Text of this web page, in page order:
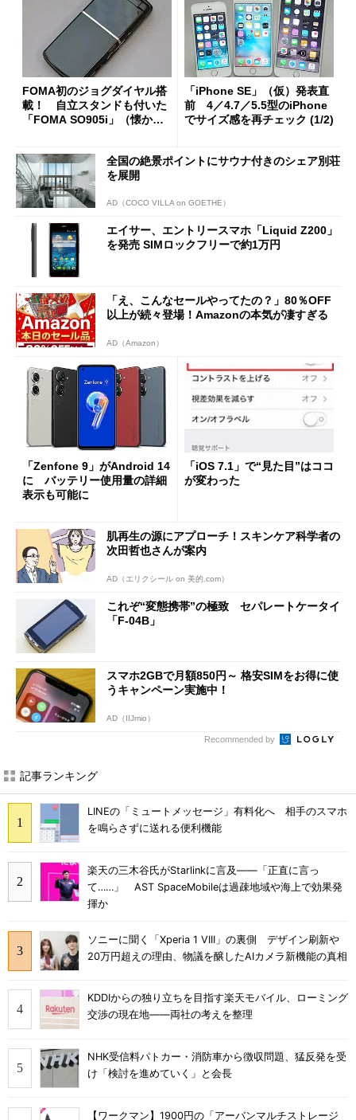
FOMA初のジョグダイヤル搭
載！ 自立スタンドも付いた
「FOMA SO905i」（懐かし
「iPhone SE」（仮）発表直
前 4／4.7／5.5型のiPhone
でサイズ感を再チェック (1/2)
全国の絶景ポイントにサウナ付きのシェア別荘
を展開
AD（COCO VILLA on GOETHE）
エイサー、エントリースマホ「Liquid Z200」
を発売 SIMロックフリーで約1万円
「え、こんなセールやってたの？」80％OFF
以上が続々登場！Amazonの本気が凄すぎる
AD（Amazon）
「Zenfone 9」がAndroid 14
に バッテリー使用量の詳細
表示も可能に
「iOS 7.1」で“見た目”はココ
が変わった
肌再生の源にアプローチ！スキンケア科学者の
次田哲也さんが案内
AD（エリクシール on 美的.com）
これぞ“変態携帯”の極致 セパレートケータイ
「F-04B」
スマホ2GBで月額850円～ 格安SIMをお得に使
うキャンペーン実施中！
AD（IIJmio）
Recommended by
記事ランキング
LINEの「ミュートメッセージ」有料化へ 相手のスマホ
を鳴らさずに送れる便利機能
楽天の三木谷氏がStarlinkに言及――「正直に言っ
て……」 AST SpaceMobileは過疎地域や海上で効果発
揮か
ソニーに聞く「Xperia 1 VIII」の裏側 デザイン刷新や
20万円超えの理由、物議を醸したAIカメラ新機能の真相
KDDIからの独り立ちを目指す楽天モバイル、ローミング
交渉の現在地――両社の考えを整理
NHK受信料パトカー・消防車から徴収問題、猛反発を受
け「検討を進めていく」と会長
【ワークマン】1900円の「アーバンマルチストレージ